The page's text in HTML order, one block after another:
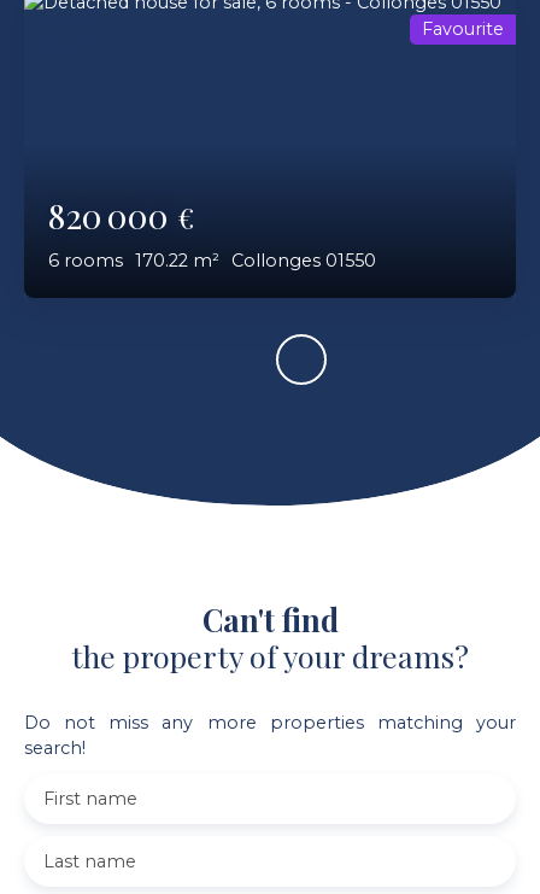
820 000 €
6 rooms 170.22 m² Collonges 01550
Favourite
Can't find
the property of your dreams?
Do not miss any more properties matching your
search!
First name
Last name